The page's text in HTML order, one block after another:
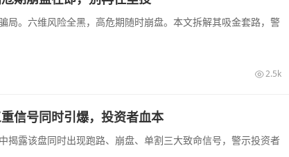
。六维风险全黑，高危期随时崩盘。本文拆解其吸金套路，警
2.5k
信号同时引爆，投资者血本
露该盘同时出现跑路、崩盘、单割三大致命信号，警示投资者